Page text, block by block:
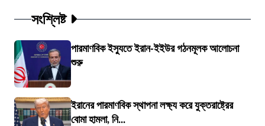
সংশ্লিষ্ট
পারমাণবিক ইস্যুতে ইরান-ইইউর গঠনমূলক আলোচনা
শুরু
ইরানের পারমাণবিক স্থাপনা লক্ষ্য করে যুক্তরাষ্ট্রের
বোমা হামলা, নি...